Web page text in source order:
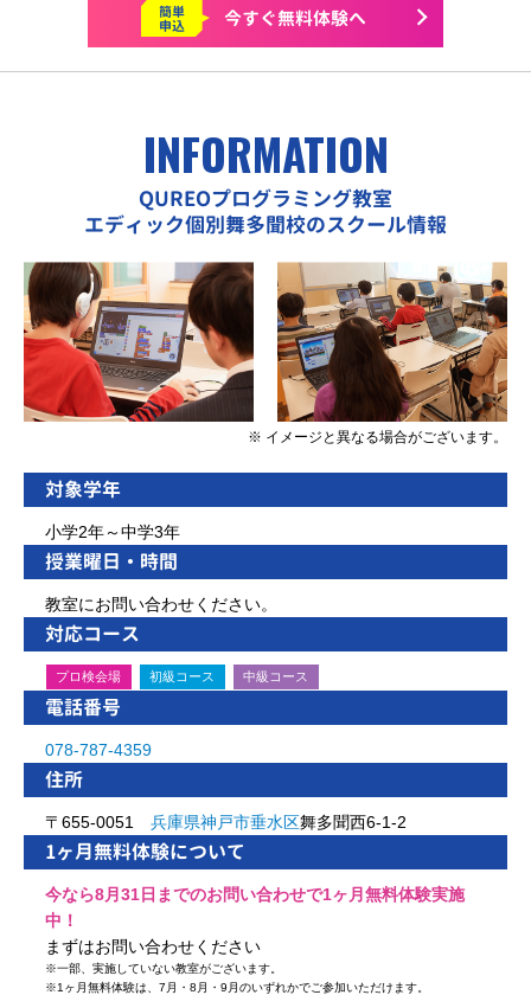
簡単
申込 今すぐ無料体験へ
INFORMATION
QUREOプログラミング教室
エディック個別舞多聞校のスクール情報
※ イメージと異なる場合がございます。
対象学年
小学2年～中学3年
授業曜日・時間
教室にお問い合わせください。
対応コース
プロ検会場 初級コース 中級コース
電話番号
078-787-4359
住所
〒655-0051 兵庫県神戸市垂水区舞多聞西6-1-2
1ヶ月無料体験について
今なら8月31日までのお問い合わせで1ヶ月無料体験実施
中！
まずはお問い合わせください
※一部、実施していない教室がございます。
※1ヶ月無料体験は、7月・8月・9月のいずれかでご参加いただけます。